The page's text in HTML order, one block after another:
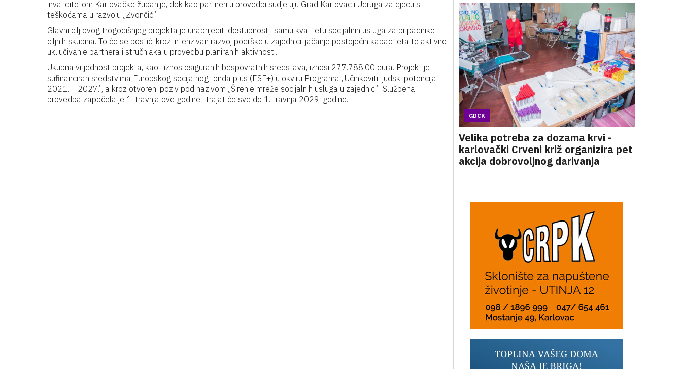
invaliditetom Karlovačke županije, dok kao partneri u provedbi sudjeluju Grad Karlovac i Udruga za djecu s
teškoćama u razvoju „Zvončići”.
Glavni cilj ovog trogodišnjeg projekta je unaprijediti dostupnost i samu kvalitetu socijalnih usluga za pripadnike
ciljnih skupina. To će se postići kroz intenzivan razvoj podrške u zajednici, jačanje postojećih kapaciteta te aktivno
uključivanje partnera i stručnjaka u provedbu planiranih aktivnosti.
Ukupna vrijednost projekta, kao i iznos osiguranih bespovratnih sredstava, iznosi 277.788,00 eura. Projekt je
sufinanciran sredstvima Europskog socijalnog fonda plus (ESF+) u okviru Programa „Učinkoviti ljudski potencijali
2021. – 2027.”, a kroz otvoreni poziv pod nazivom „Širenje mreže socijalnih usluga u zajednici”. Službena
provedba započela je 1. travnja ove godine i trajat će sve do 1. travnja 2029. godine.
GDCK
Velika potreba za dozama krvi -
karlovački Crveni križ organizira pet
akcija dobrovoljnog darivanja